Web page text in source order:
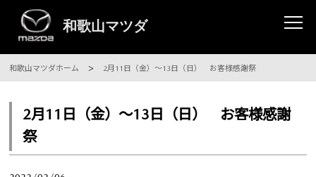
和歌山マツダホーム 2月11日（金）～13日（日） お客様感謝祭
2月11日（金）～13日（日） お客様感謝
祭